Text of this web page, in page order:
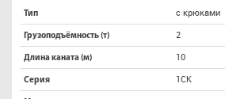
Тип с крюками
Грузоподъёмность (т) 2
Длина каната (м) 10
Серия 1СК